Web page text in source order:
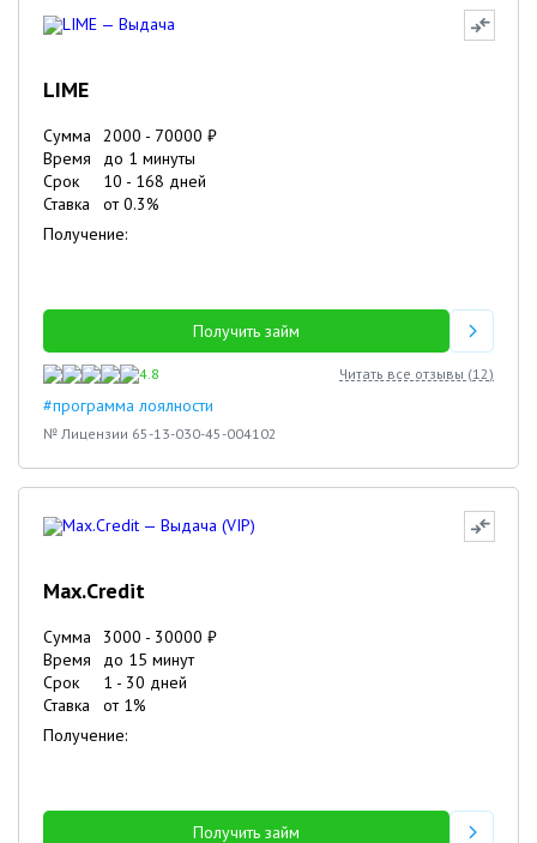
LIME
Сумма 2000 - 70000 ₽
Время
до 1 минуты
Срок
10 - 168 дней
Ставка
от0.3%
Получение:
Получить займ
4.8 Читать все отзывы (12)
#программа лоялности
№ Лицензии 65-13-030-45-004102
Max.Credit
Сумма 3000 - 30000 ₽
Время
до 15 минут
Срок
1 - 30 дней
Ставка
от 1%
Получение:
Получить займ